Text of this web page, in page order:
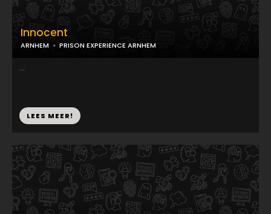
Innocent
ARNHEM PRISON EXPERIENCE ARNHEM
...
LEES MEER!